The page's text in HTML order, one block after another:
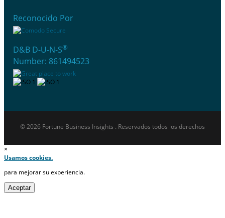
Reconocido Por
D&B D-U-N-S®
Number: 861494523
© 2026 Fortune Business Insights . Reservados todos los derechos
×
Usamos cookies.
para mejorar su experiencia.
Aceptar